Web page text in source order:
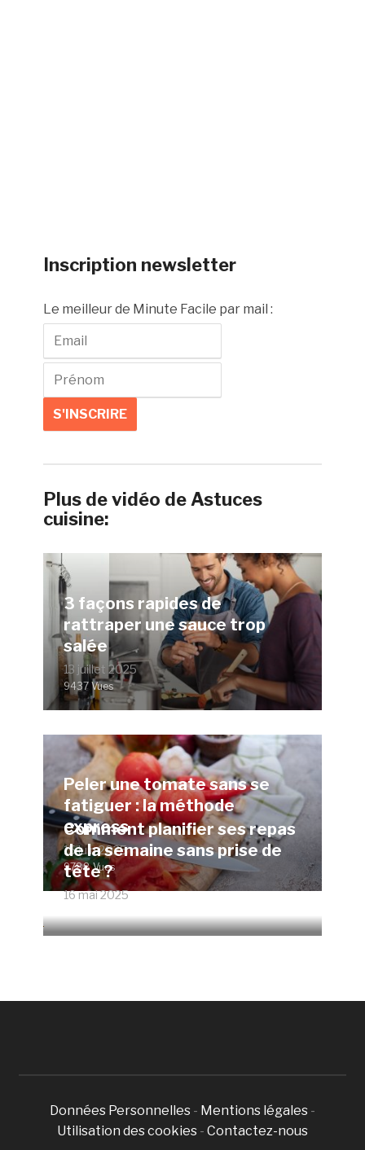
Inscription newsletter
Le meilleur de Minute Facile par mail :
Plus de vidéo de Astuces
cuisine:
3 façons rapides de
rattraper une sauce trop
salée
13 juillet 2025
9437 Vues
Peler une tomate sans se
fatiguer : la méthode
express
15 juin 2025
9788 Vues
Comment planifier ses repas
de la semaine sans prise de
tête ?
16 mai 2025
Données Personnelles - Mentions légales -
Utilisation des cookies - Contactez-nous